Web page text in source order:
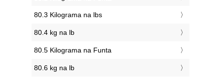
80.3 Kilograma na lbs
80.4 kg na lb
80.5 Kilograma na Funta
80.6 kg na lb